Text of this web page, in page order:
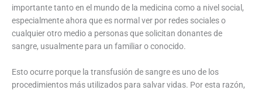
importante tanto en el mundo de la medicina como a nivel social,
especialmente ahora que es normal ver por redes sociales o
cualquier otro medio a personas que solicitan donantes de
sangre, usualmente para un familiar o conocido.
Esto ocurre porque la transfusión de sangre es uno de los
procedimientos más utilizados para salvar vidas. Por esta razón,